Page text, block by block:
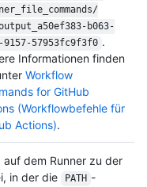
commands/
b063-
9157-57953fc9f3f0 .
Informationen finden
Workflow
for GitHub
(Workflowbefehle für
Actions).
auf dem Runner zu der
in der die
PATH -